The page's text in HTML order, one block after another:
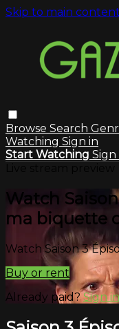
Skip to main content
Browse Search
Watching Sign in
Start Watching Sign
Watch
ma biquette
Watch Saison 3
Buy or rent
Already paid?Sign in